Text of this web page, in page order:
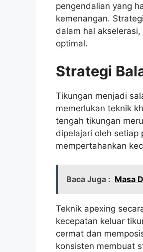
pengendalian yang
kemenangan.
dalam hal
optimal.
Strategi
Tikungan menjadi
memerlukan teknik
tengah tikungan
dipelajari oleh setiap
mempertahankan
Baca Juga : Masa
Teknik apexing
kecepatan keluar
cermat dan
konsisten membuat